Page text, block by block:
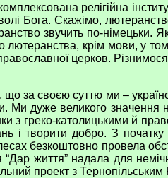
релігійна
Бога. Скажімо,
звучить по-
крім мови, у
церков.
своєю суттю ми –
Ми дуже великого
з греко-католицькими й
і творити добро. З
безкоштовно провела
“Дар життя” надала для
проект з